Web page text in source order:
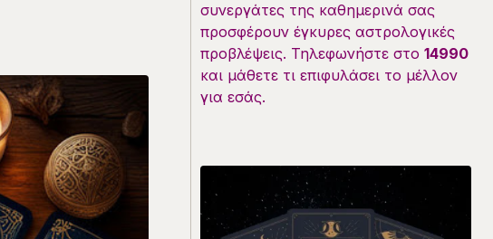
συνεργάτες της καθημερινά σας
προσφέρουν έγκυρες αστρολογικές
προβλέψεις. Τηλεφωνήστε στο 14990
και μάθετε τι επιφυλάσει το μέλλον
για εσάς.